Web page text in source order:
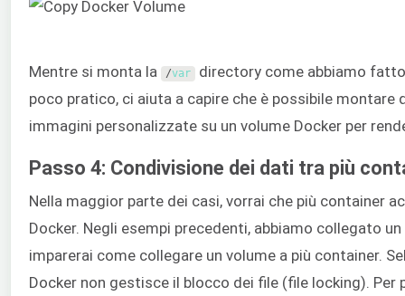
Mentre si monta la /var directory come abbiamo
poco pratico, ci aiuta a capire che è possibile
immagini personalizzate su un volume Docker per
Passo 4: Condivisione dei dati tra più
Nella maggior parte dei casi, vorrai che più container
Docker. Negli esempi precedenti, abbiamo collegato
imparerai come collegare un volume a più container.
Docker non gestisce il blocco dei file (file locking). Per